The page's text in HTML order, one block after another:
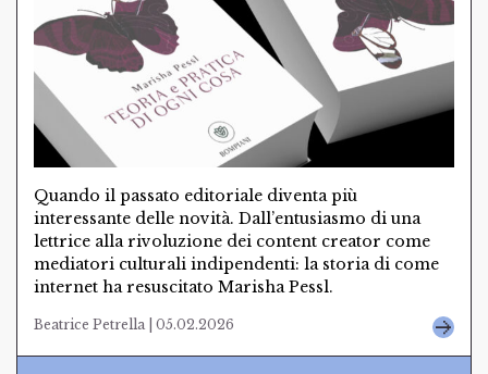
Quando il passato editoriale diventa più
interessante delle novità. Dall’entusiasmo di una
lettrice alla rivoluzione dei content creator come
mediatori culturali indipendenti: la storia di come
internet ha resuscitato Marisha Pessl.
Beatrice Petrella | 05.02.2026